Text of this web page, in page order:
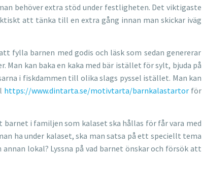
behöver extra stöd under festligheten. Det viktigaste
att tänka till en extra gång innan man skickar iväg
fylla barnen med godis och läsk som sedan genererar
kan baka en kaka med bär istället för sylt, bjuda på
i fiskdammen till olika slags pyssel istället. Man kan
https://www.dintarta.se/motivtarta/barnkalastartorför
i familjen som kalaset ska hållas för får vara med
ha under kalaset, ska man satsa på ett speciellt tema
lokal? Lyssna på vad barnet önskar och försök att